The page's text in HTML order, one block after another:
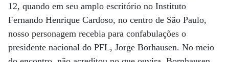
12, quando em seu amplo escritório no Instituto
Fernando Henrique Cardoso, no centro de São Paulo,
nosso personagem recebia para confabulações o
presidente nacional do PFL, Jorge Borhausen. No meio